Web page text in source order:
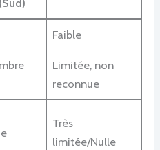
Faible
Limitée, non
reconnue
Très
limitée/Nulle